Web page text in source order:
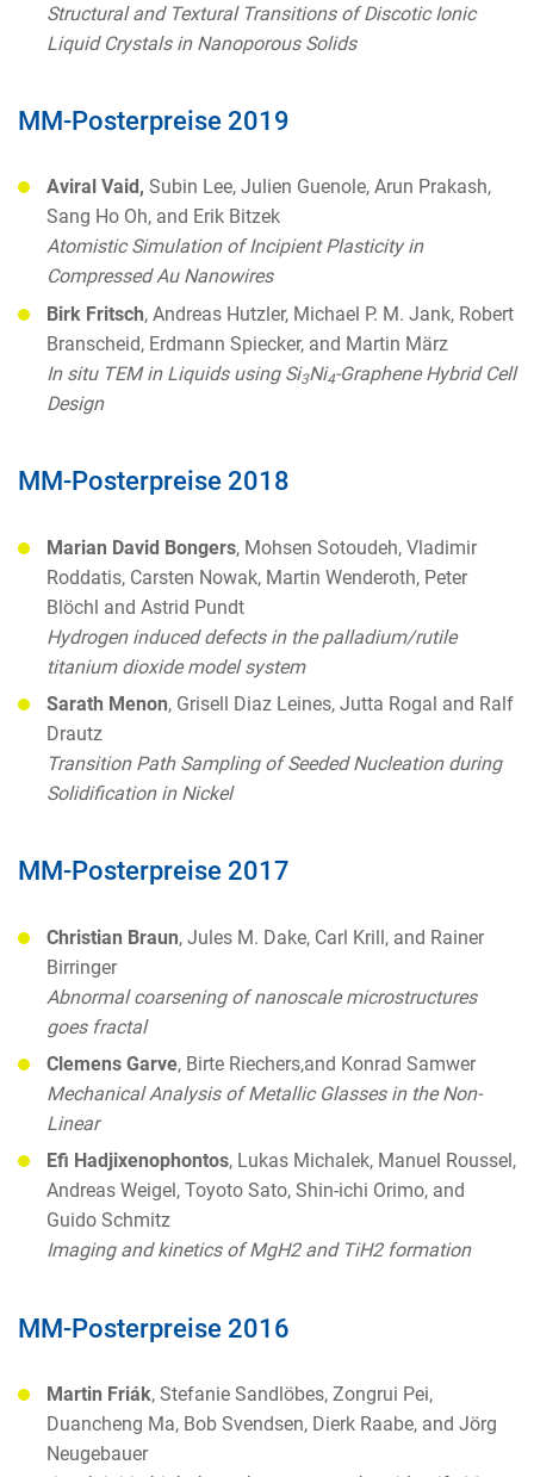
Structural and Textural Transitions of Discotic Ionic
Liquid Crystals in Nanoporous Solids
MM-Posterpreise 2019
Aviral Vaid, Subin Lee, Julien Guenole, Arun Prakash,
Sang Ho Oh, and Erik Bitzek
Atomistic Simulation of Incipient Plasticity in
Compressed Au Nanowires
Birk Fritsch, Andreas Hutzler, Michael P. M. Jank, Robert
Branscheid, Erdmann Spiecker, and Martin März
In situ TEM in Liquids using Si3Ni4-Graphene Hybrid Cell
Design
MM-Posterpreise 2018
Marian David Bongers, Mohsen Sotoudeh, Vladimir
Roddatis, Carsten Nowak, Martin Wenderoth, Peter
Blöchl and Astrid Pundt
Hydrogen induced defects in the palladium/rutile
titanium dioxide model system
Sarath Menon, Grisell Diaz Leines, Jutta Rogal and Ralf
Drautz
Transition Path Sampling of Seeded Nucleation during
Solidification in Nickel
MM-Posterpreise 2017
Christian Braun, Jules M. Dake, Carl Krill, and Rainer
Birringer
Abnormal coarsening of nanoscale microstructures
goes fractal
Clemens Garve, Birte Riechers,and Konrad Samwer
Mechanical Analysis of Metallic Glasses in the Non-
Linear
Efi Hadjixenophontos, Lukas Michalek, Manuel Roussel,
Andreas Weigel, Toyoto Sato, Shin-ichi Orimo, and
Guido Schmitz
Imaging and kinetics of MgH2 and TiH2 formation
MM-Posterpreise 2016
Martin Friák, Stefanie Sandlöbes, Zongrui Pei,
Duancheng Ma, Bob Svendsen, Dierk Raabe, and Jörg
Neugebauer